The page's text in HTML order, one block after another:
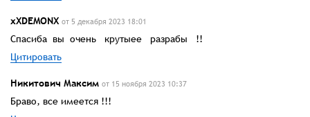
xXDEMONX от 5 декабря 2023 18:01
Спасиба вы очень крутыее разрабы !!
Цитировать
Никитович Максим от 15 ноября 2023 10:37
Браво, все имеется !!!